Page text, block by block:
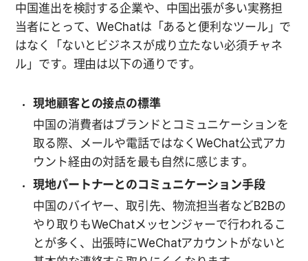
中国進出を検討する企業や、中国出張が多い実務担
当者にとって、WeChatは「あると便利なツール」で
はなく「ないとビジネスが成り立たない必須チャネ
ル」です。理由は以下の通りです。
現地顧客との接点の標準
中国の消費者はブランドとコミュニケーションを
取る際、メールや電話ではなくWeChat公式アカ
ウント経由の対話を最も自然に感じます。
現地パートナーとのコミュニケーション手段
中国のバイヤー、取引先、物流担当者などB2Bの
やり取りもWeChatメッセンジャーで行われるこ
とが多く、出張時にWeChatアカウントがないと